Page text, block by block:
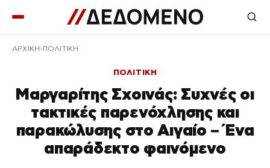
ΑΡΧΙΚΉ ΠΟΛΙΤΙΚΗ
ΠΟΛΙΤΙΚΗ
Μαργαρίτης Σχοινάς: Συχνές οι
τακτικές παρενόχλησης και
παρακώλυσης στο Αιγαίο – Ένα
απαράδεκτο φαινόμενο